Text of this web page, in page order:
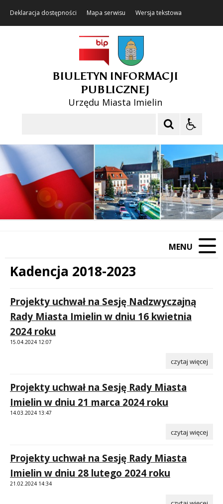
Deklaracja dostępności Mapa serwisu Wersja tekstowa
BIULETYN INFORMACJI
PUBLICZNEJ
Urzędu Miasta Imielin
MENU
Kadencja 2018-2023
Treść
Projekty uchwał na Sesję Nadzwyczajną
Rady Miasta Imielin w dniu 16 kwietnia
2024 roku
15.04.2024 12:07
czytaj więcej
Projekty uchwał na Sesję Rady Miasta
Imielin w dniu 21 marca 2024 roku
14.03.2024 13:47
czytaj więcej
Projekty uchwał na Sesję Rady Miasta
Imielin w dniu 28 lutego 2024 roku
21.02.2024 14:34